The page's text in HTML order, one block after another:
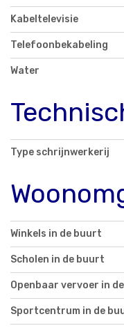
Kabeltelevisie
Telefoonbekabeling
Water
Type schrijnwerkerij
Winkels in de buurt
Scholen in de buurt
Openbaar vervoer in
Sportcentrum in de